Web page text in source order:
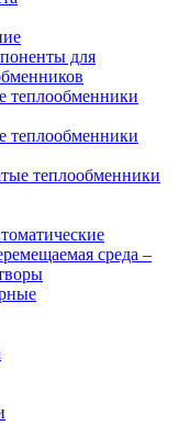
для
теплообменники
теплообменники
теплообменники
среда –